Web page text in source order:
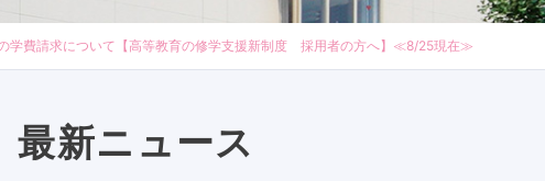
学費請求について【高等教育の修学支援新制度 採用者の方へ】≪8/25現在≫
最新ニュース